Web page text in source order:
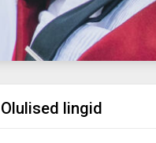
Olulised lingid